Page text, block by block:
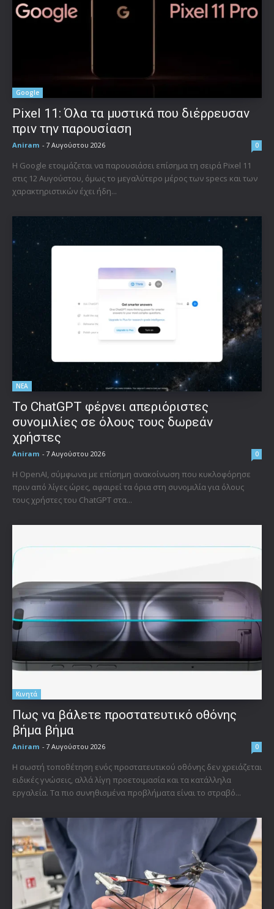
Google
Pixel 11: Όλα τα μυστικά που διέρρευσαν
πριν την παρουσίαση
Aniram - 7 Αυγούστου 2026 0
Η Google ετοιμάζεται να παρουσιάσει επίσημα τη σειρά Pixel 11
στις 12 Αυγούστου, όμως το μεγαλύτερο μέρος των specs και των
χαρακτηριστικών έχει ήδη...
ΝΕΑ
Το ChatGPT φέρνει απεριόριστες
συνομιλίες σε όλους τους δωρεάν
χρήστες
Aniram - 7 Αυγούστου 2026 0
Η OpenAI, σύμφωνα με επίσημη ανακοίνωση που κυκλοφόρησε
πριν από λίγες ώρες, αφαιρεί τα όρια στη συνομιλία για όλους
τους χρήστες του ChatGPT στα...
Κινητά
Πως να βάλετε προστατευτικό οθόνης
βήμα βήμα
Aniram - 7 Αυγούστου 2026 0
Η σωστή τοποθέτηση ενός προστατευτικού οθόνης δεν χρειάζεται
ειδικές γνώσεις, αλλά λίγη προετοιμασία και τα κατάλληλα
εργαλεία. Τα πιο συνηθισμένα προβλήματα είναι το στραβό...